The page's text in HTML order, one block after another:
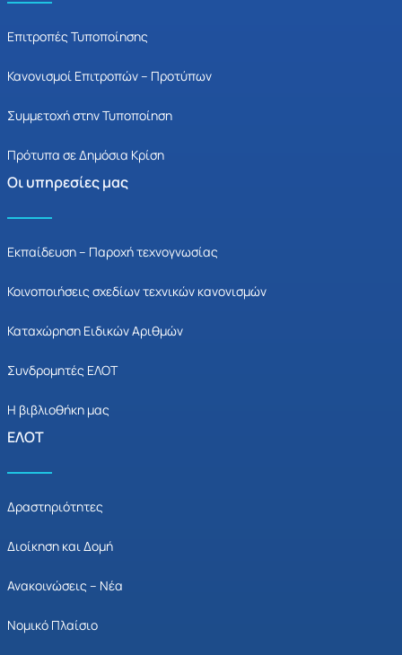
Επιτροπές Τυποποίησης
Κανονισμοί Επιτροπών – Προτύπων
Συμμετοχή στην Τυποποίηση
Πρότυπα σε Δημόσια Κρίση
Οι υπηρεσίες μας
Εκπαίδευση – Παροχή τεχνογνωσίας
Κοινοποιήσεις σχεδίων τεχνικών κανονισμών
Καταχώρηση Ειδικών Αριθμών
Συνδρομητές ΕΛΟΤ
Η βιβλιοθήκη μας
ΕΛΟΤ
Δραστηριότητες
Διοίκηση και Δομή
Ανακοινώσεις – Νέα
Νομικό Πλαίσιο